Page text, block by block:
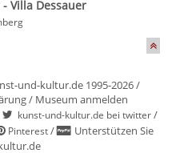
Villa Dessauer
und-kultur.de 1995-2026 /
/ Museum anmelden
kunst-und-kultur.de bei twitter/
Pinterest/
Unterstützen Sie